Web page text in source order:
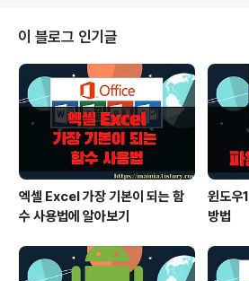
능을 이용하면 원하는 부분 영역뿐만 아니라 윈도우에
있는 모든 화면을 자동으로 가져올 수 있습니다. ▼ 엑
서 제공하는 [스크린샷] 기능은 엑셀 문서 작성할 때
캡처가 필요한 경우 아주 유용합니다. 다른 캡처 프
이 필요 없기 때문입니다. [스크린샷]은 [삽입] 탭 >
스트레이션] 그룹에 있습니..
이 블로그 인기글
엑셀 Excel 가장 기본이 되는 함
수 사용법에 알아보기
윈도우
방법